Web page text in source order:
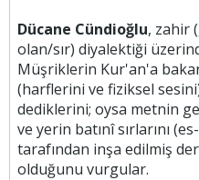
Dücane Cündioğlu, zahir
olan/sır) diyalektiği
Müşriklerin Kur'an'a
(harflerini ve fiziksel
dediklerini; oysa metnin
ve yerin batınî sırlarını
tarafından inşa edilmiş
olduğunu vurgular.